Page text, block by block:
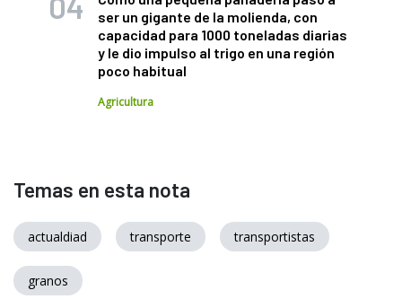
ser un gigante de la molienda, con
capacidad para 1000 toneladas diarias
y le dio impulso al trigo en una región
poco habitual
Agricultura
Temas en esta nota
actualdiad transporte transportistas
granos